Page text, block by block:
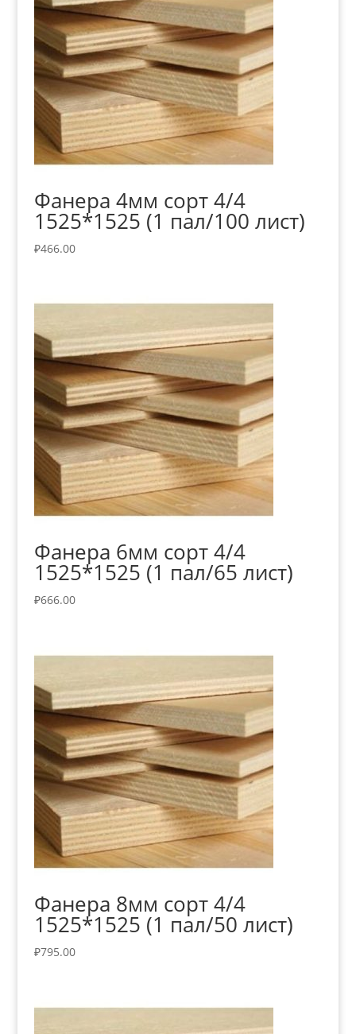
Фанера 4мм сорт 4/4
1525*1525 (1 пал/100 лист)
₽466.00
Фанера 6мм сорт 4/4
1525*1525 (1 пал/65 лист)
₽666.00
Фанера 8мм сорт 4/4
1525*1525 (1 пал/50 лист)
₽795.00